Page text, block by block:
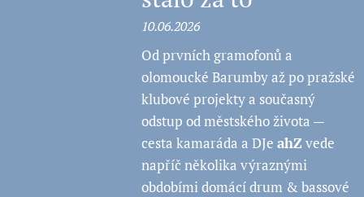
10.06.2026
Od prvních gramofonů a
olomoucké Barumby až po pražské
klubové projekty a současný
odstup od městského života —
cesta kamaráda a DJeahZ vede
napříč několika výraznými
obdobími domácí drum & bassové